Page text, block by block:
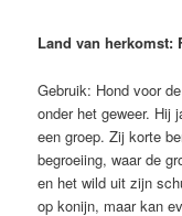
Land van herkomst:
Gebruik: Hond voor
onder het geweer. Hij
een groep. Zij korte
begroeiing, waar de
en het wild uit zijn
op konijn, maar kan